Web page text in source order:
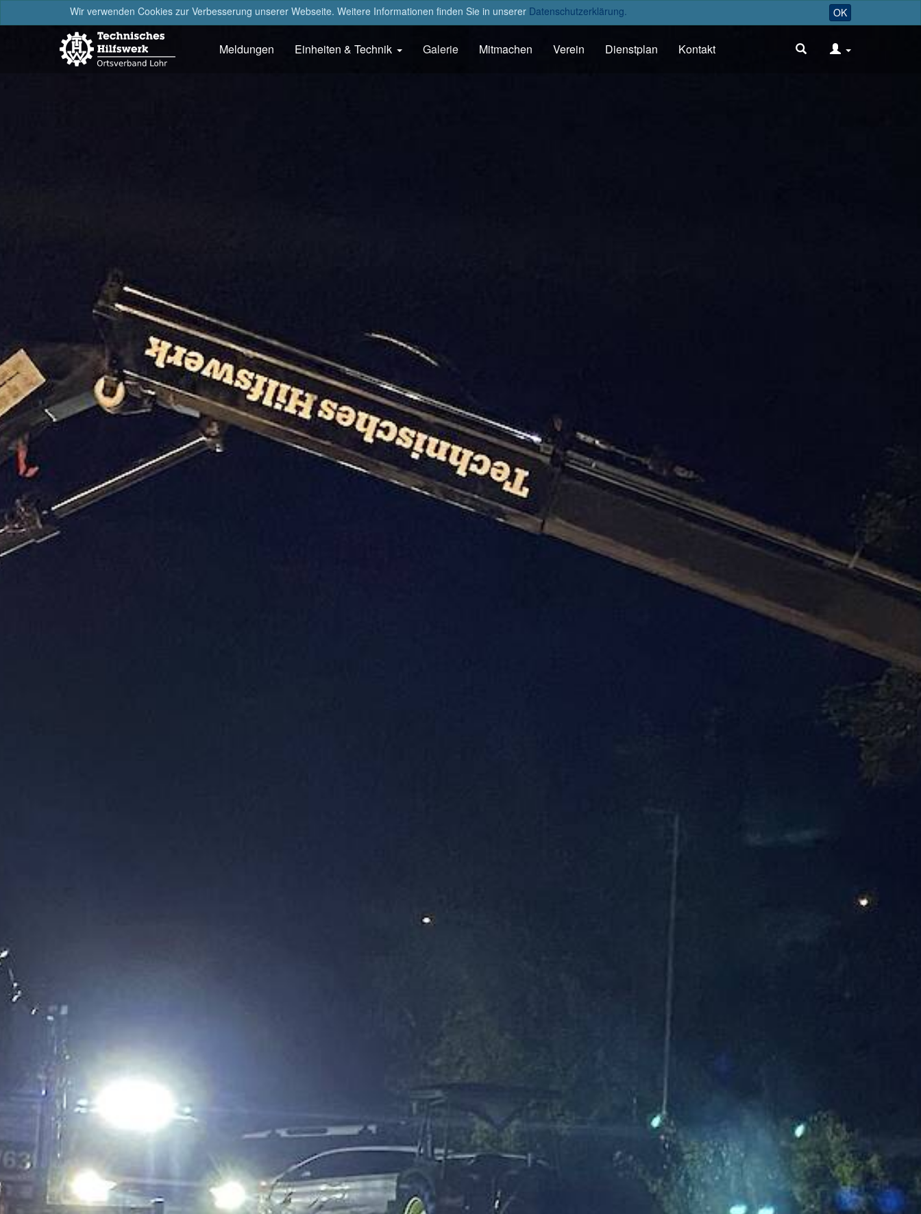
Wir verwenden Cookies zur Verbesserung unserer Webseite. Weitere Informationen finden Sie in unserer Datenschutzerklärung. OK
Meldungen Einheiten & Technik Galerie Mitmachen Verein Dienstplan Kontakt